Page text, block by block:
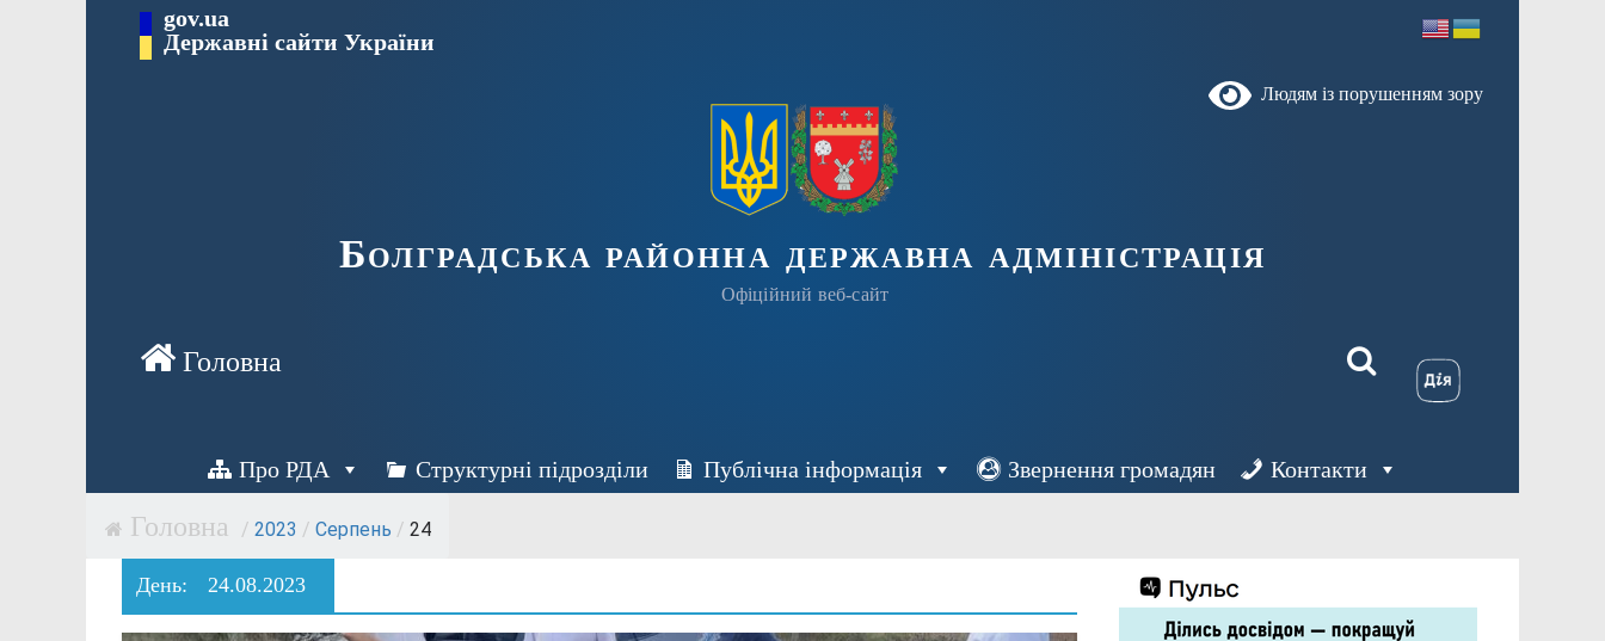
Перейти gov.ua
Державні сайти України
Людям із порушенням зору
Болградська районна державна адміністрація
Офіційний веб-сайт
Про РДА Структурні підрозділи Публічна інформація Звернення громадян Контакти
/ 2023 / Серпень / 24
День: 24.08.2023